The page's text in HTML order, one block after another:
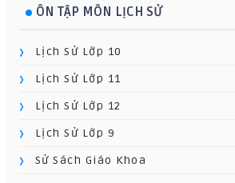
ÔN TẬP MÔN LỊCH SỬ
Lịch Sử Lớp 10
Lịch Sử Lớp 11
Lịch Sử Lớp 12
Lịch Sử Lớp 9
Sử Sách Giáo Khoa